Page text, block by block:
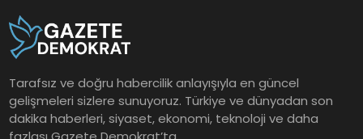
Tarafsız ve doğru habercilik anlayışıyla en güncel
gelişmeleri sizlere sunuyoruz. Türkiye ve dünyadan son
dakika haberleri, siyaset, ekonomi, teknoloji ve daha